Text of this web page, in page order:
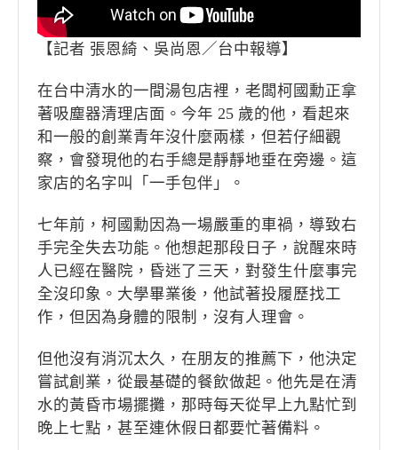
【記者 張恩綺、吳尚恩／台中報導】
在台中清水的一間湯包店裡，老闆柯國勳正拿
著吸塵器清理店面。今年 25 歲的他，看起來
和一般的創業青年沒什麼兩樣，但若仔細觀
察，會發現他的右手總是靜靜地垂在旁邊。這
家店的名字叫「一手包伴」。
七年前，柯國勳因為一場嚴重的車禍，導致右
手完全失去功能。他想起那段日子，說醒來時
人已經在醫院，昏迷了三天，對發生什麼事完
全沒印象。大學畢業後，他試著投履歷找工
作，但因為身體的限制，沒有人理會。
但他沒有消沉太久，在朋友的推薦下，他決定
嘗試創業，從最基礎的餐飲做起。他先是在清
水的黃昏市場擺攤，那時每天從早上九點忙到
晚上七點，甚至連休假日都要忙著備料。